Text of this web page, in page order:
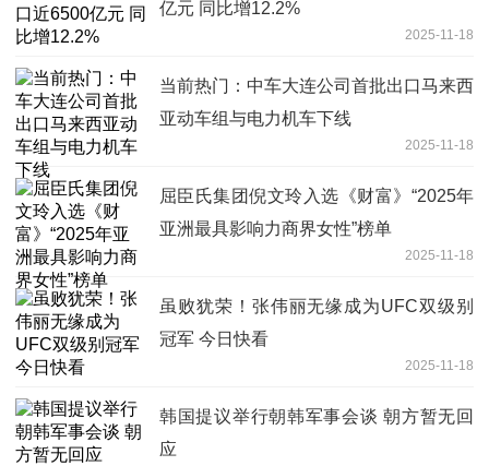
亿元 同比增12.2%
2025-11-18
当前热门：中车大连公司首批出口马来西
亚动车组与电力机车下线
2025-11-18
屈臣氏集团倪文玲入选《财富》“2025年
亚洲最具影响力商界女性”榜单
2025-11-18
虽败犹荣！张伟丽无缘成为UFC双级别
冠军 今日快看
2025-11-18
韩国提议举行朝韩军事会谈 朝方暂无回
应